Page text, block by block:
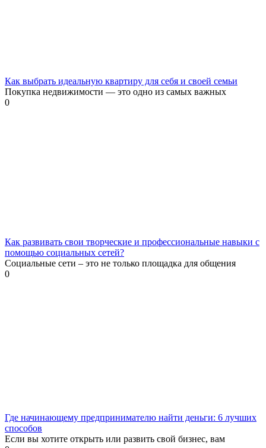
Как выбрать идеальную квартиру для себя и своей семьи
Покупка недвижимости — это одно из самых важных
0
Как развивать свои творческие и профессиональные навыки с
помощью социальных сетей?
Социальные сети – это не только площадка для общения
0
Где начинающему предпринимателю найти деньги: 6 лучших
способов
Если вы хотите открыть или развить свой бизнес, вам